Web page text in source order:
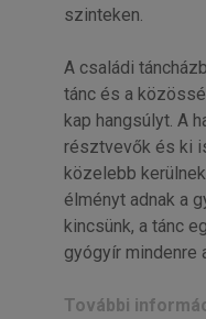
szinteken.
A családi
tánc és a
kap hangsúlyt. A
résztvevők és ki
közelebb
élményt adnak a
kincsünk, a tánc
gyógyír mindenre
További